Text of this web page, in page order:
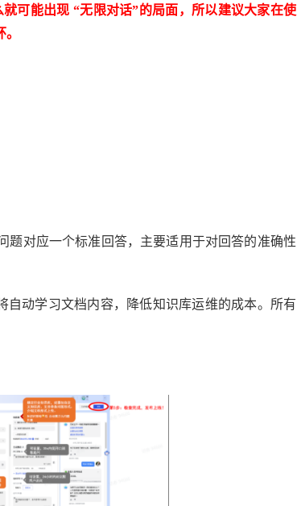
可能出现 “无限对话”的局面，所以建议大家在使
题对应一个标准回答，主要适用于对回答的准确性
自动学习文档内容，降低知识库运维的成本。所有